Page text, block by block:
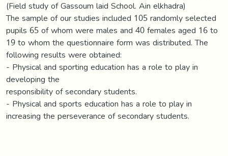
(Field study of Gassoum laid School. Ain elkhadra)
The sample of our studies included 105 randomly selected
pupils 65 of whom were males and 40 females aged 16 to
19 to whom the questionnaire form was distributed. The
following results were obtained:
- Physical and sporting education has a role to play in
developing the
responsibility of secondary students.
- Physical and sports education has a role to play in
increasing the perseverance of secondary students.